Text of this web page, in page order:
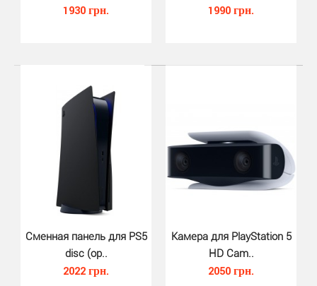
УЛУЧШАЕТ ПРИЦЕЛИВАНИЕ: кольца Precision Rings
изготовлены из уникального материала, который ув..
1930 грн. 1990 грн.
Сменная панель для PS5
disc (ор..
2022 грн.
Камера для PlayStation 5
HD Cam..
2050 грн.